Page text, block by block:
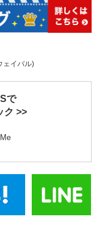
ェイバル)
で
ク >>